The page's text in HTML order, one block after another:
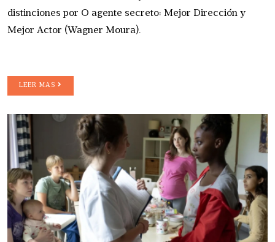
distinciones por O agente secreto: Mejor Dirección y
Mejor Actor (Wagner Moura).
LEER MAS